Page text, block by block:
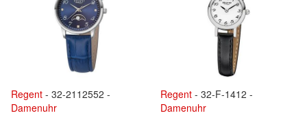
Regent - 32-2112552 -
Damenuhr
Regent - 32-F-1412 -
Damenuhr